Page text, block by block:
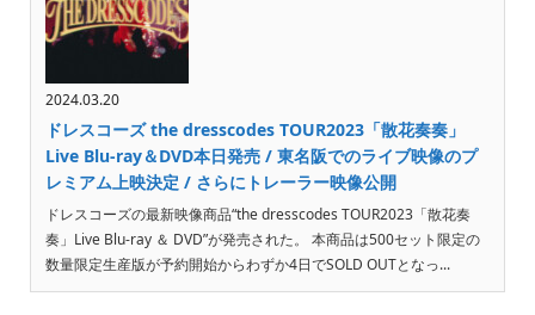
2024.03.20
ドレスコーズ the dresscodes TOUR2023「散花奏奏」
Live Blu-ray＆DVD本日発売 / 東名阪でのライブ映像のプ
レミアム上映決定 / さらにトレーラー映像公開
ドレスコーズの最新映像商品“the dresscodes TOUR2023「散花奏
奏」Live Blu-ray ＆ DVD”が発売された。 本商品は500セット限定の
数量限定生産版が予約開始からわずか4日でSOLD OUTとなっ...